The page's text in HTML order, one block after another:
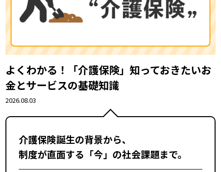
よくわかる！「介護保険」――知っておきたいお
金とサービスの基礎知識
2026.08.03
介護保険誕生の背景から、
制度が直面する「今」の社会課題まで。